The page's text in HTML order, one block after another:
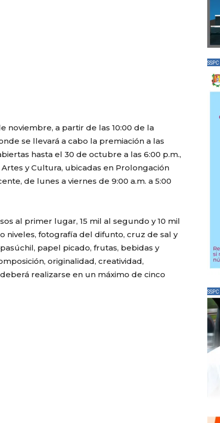
noviembre, a partir de las 10:00 de la
se llevará a cabo la premiación a las
hasta el 30 de octubre a las 6:00 p.m.,
y Cultura, ubicadas en Prolongación
de lunes a viernes de 9:00 a.m. a 5:00
al primer lugar, 15 mil al segundo y 10 mil
niveles, fotografía del difunto, cruz de sal y
papel picado, frutas, bebidas y
originalidad, creatividad,
realizarse en un máximo de cinco